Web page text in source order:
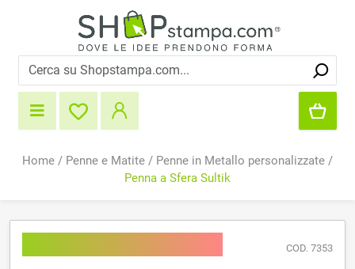
Home / Penne e Matite / Penne in Metallo personalizzate /
Penna a Sfera Sultik
COD. 7353